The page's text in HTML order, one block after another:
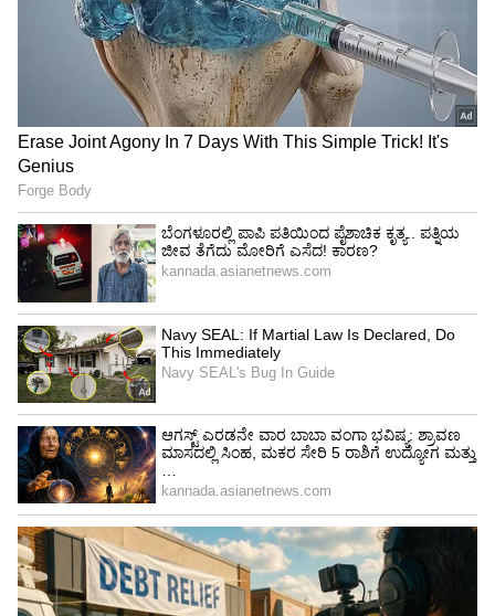
ವಿಳಂಬ, ಅಪೂರ್ಣ ಸಂವಹನ ಮತ್ತು ಆಡಳಿತಾತ್ಮಕ
ಕಾರ್ಯಗಳ ಕೊರತೆಯು ನೇಮಕಾತಿ ಪ್ರಕ್ರಿಯೆಯು
ವರ್ಷಗಳವರೆಗೆ ಬಗೆಹರಿಯದೆ ಉಳಿಯಲು ಕಾರಣವಾದ
ಅಂಶಗಳಾಗಿ ಉಲ್ಲೇಖಿಸಲಾಗಿದೆ.